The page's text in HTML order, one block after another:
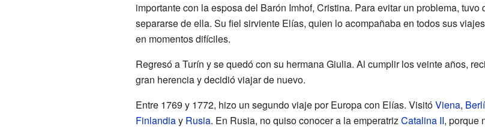
importante con la esposa del Barón Imhof, Cristina. Para evitar un problema, tuvo
separarse de ella. Su fiel sirviente Elías, quien lo acompañaba en todos sus
en momentos difíciles.
Regresó a Turín y se quedó con su hermana Giulia. Al cumplir los veinte años,
gran herencia y decidió viajar de nuevo.
Entre 1769 y 1772, hizo un segundo viaje por Europa con Elías. VisitóViena,
Finlandiay Rusia. En Rusia, no quiso conocer a la emperatrizCatalina II, porque